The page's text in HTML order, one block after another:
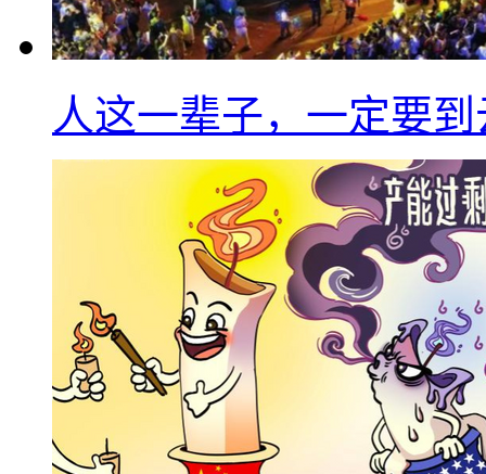
人这一辈子，一定要